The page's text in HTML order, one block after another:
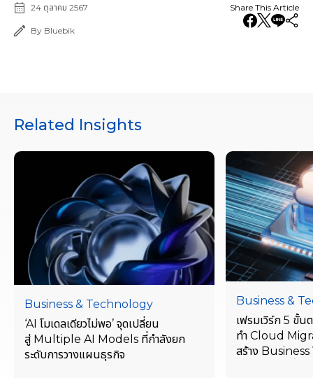
24 ตุลาคม 2567
By Bluebik
Share This Article
Related Insights
Business & Technology
‘AI โมเดลเดียวไม่พอ’ จุดเปลี่ยน
สู่ Multiple AI Models ที่กำลังยก
ระดับการวางแผนธุรกิจ
Business &
เฟรมเวิร์ก 5 ขั้น
ทำ Cloud
สร้าง